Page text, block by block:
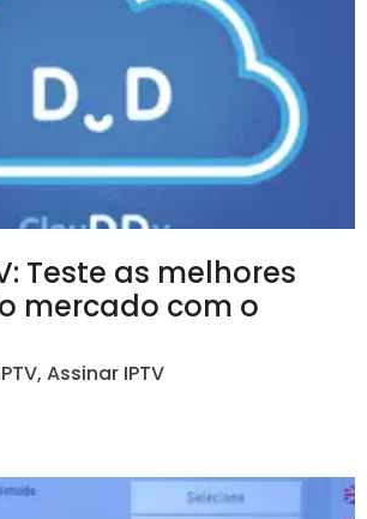
Teste as melhores
mercado com o
, Assinar IPTV